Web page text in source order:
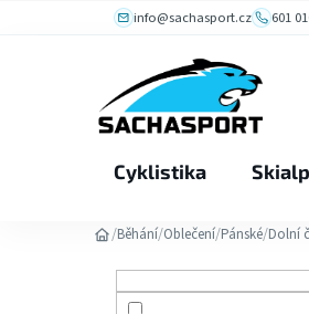
info@sachasport.cz 601
Cyklistika
/Běhání/Oblečení/Pánské/Dolní